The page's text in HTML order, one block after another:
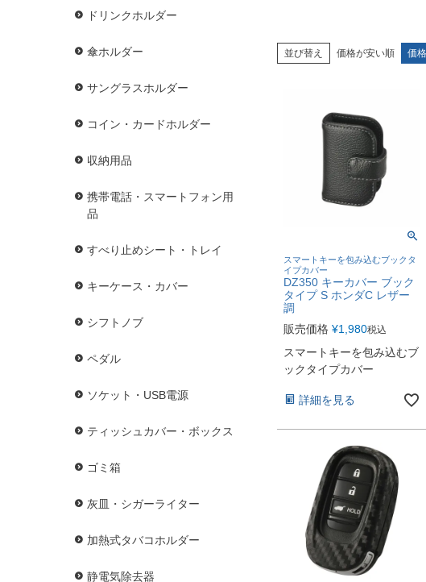
ドリンクホルダー
傘ホルダー
サングラスホルダー
コイン・カードホルダー
収納用品
携帯電話・スマートフォン用
品
すべり止めシート・トレイ
キーケース・カバー
シフトノブ
ペダル
ソケット・USB電源
ティッシュカバー・ボックス
ゴミ箱
灰皿・シガーライター
加熱式タバコホルダー
静電気除去器
並び替え 価格が安い順 価
スマートキーを包み込むブックタ
イプカバー
DZ350 キーカバー ブック
タイプ S ホンダC レザー
調
販売価格 ¥1,980税込
スマートキーを包み込むブ
ックタイプカバー
詳細を見る